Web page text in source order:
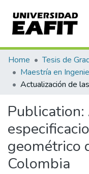
Communities &
All of DSpace
Home Tesis de
Maestría en
Publication:
geométrico
Colombia